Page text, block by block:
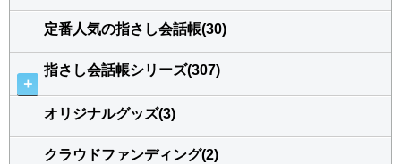
定番人気の指さし会話帳(30)
＋
指さし会話帳シリーズ(307)
オリジナルグッズ(3)
クラウドファンディング(2)